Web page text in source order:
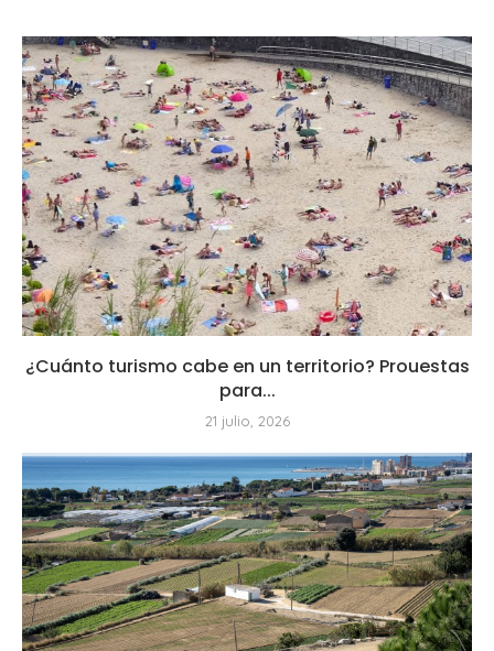
¿Cuánto turismo cabe en un territorio? Prouestas
para...
21 julio, 2026